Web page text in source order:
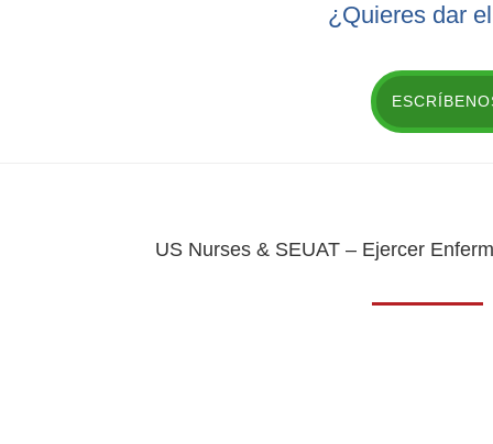
¿Quieres dar
US Nurses & SEUAT – Ejercer